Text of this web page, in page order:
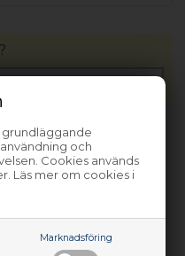
grundläggande
och
Cookies används
Läs mer om cookies i
Marknadsföring
)